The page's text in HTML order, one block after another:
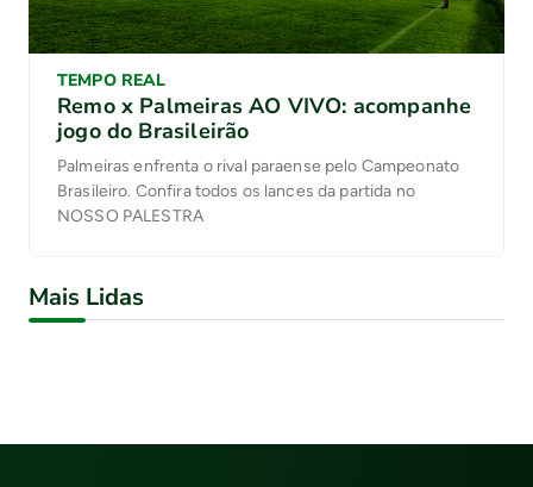
TEMPO REAL
Remo x Palmeiras AO VIVO: acompanhe
jogo do Brasileirão
Palmeiras enfrenta o rival paraense pelo Campeonato
Brasileiro. Confira todos os lances da partida no
NOSSO PALESTRA
Mais Lidas